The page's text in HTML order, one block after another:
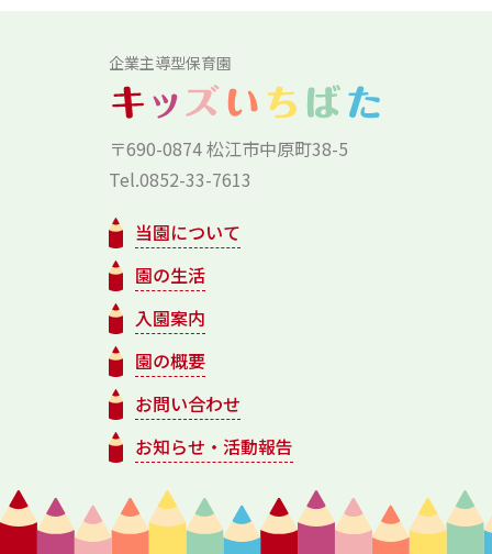
企業主導型保育園
〒690-0874 松江市中原町38-5
Tel.0852-33-7613
当園について
園の生活
入園案内
園の概要
お問い合わせ
お知らせ・活動報告